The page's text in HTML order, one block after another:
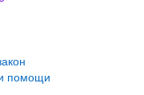
помощи